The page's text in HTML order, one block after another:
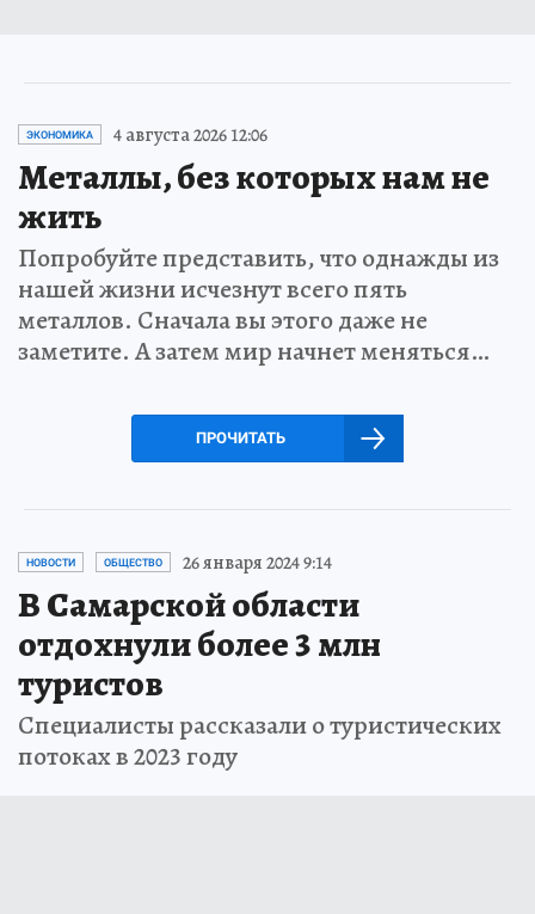
ЭКОНОМИКА 4 августа 2026 12:06
Металлы, без которых нам не
жить
Попробуйте представить, что однажды из
нашей жизни исчезнут всего пять
металлов. Сначала вы этого даже не
заметите. А затем мир начнет меняться…
ПРОЧИТАТЬ
НОВОСТИ ОБЩЕСТВО 26 января 2024 9:14
В Самарской области
отдохнули более 3 млн
туристов
Специалисты рассказали о туристических
потоках в 2023 году